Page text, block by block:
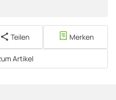
Teilen Merken
Artikel